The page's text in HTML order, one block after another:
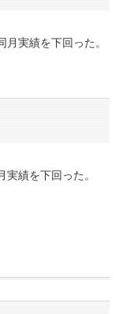
実績を下回った。
績を下回った。